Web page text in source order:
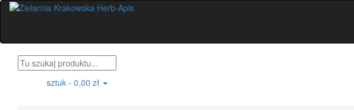
sztuk - 0,00 zł